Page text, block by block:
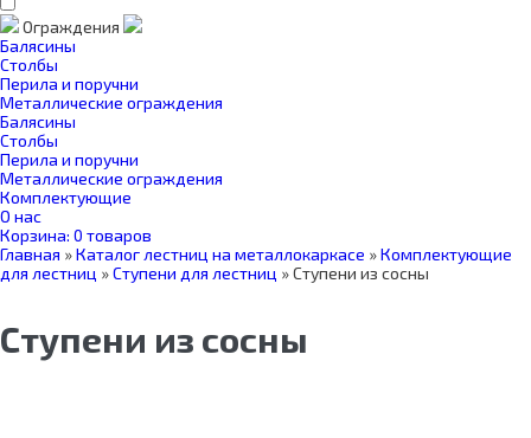
Ограждения
Балясины
Столбы
Перила и поручни
Металлические ограждения
Балясины
Столбы
Перила и поручни
Металлические ограждения
Комплектующие
О нас
Корзина: 0 товаров
Главная »Каталог лестниц на металлокаркасе »Комплектующие
для лестниц »Ступени для лестниц »Ступени из сосны
Ступени из сосны